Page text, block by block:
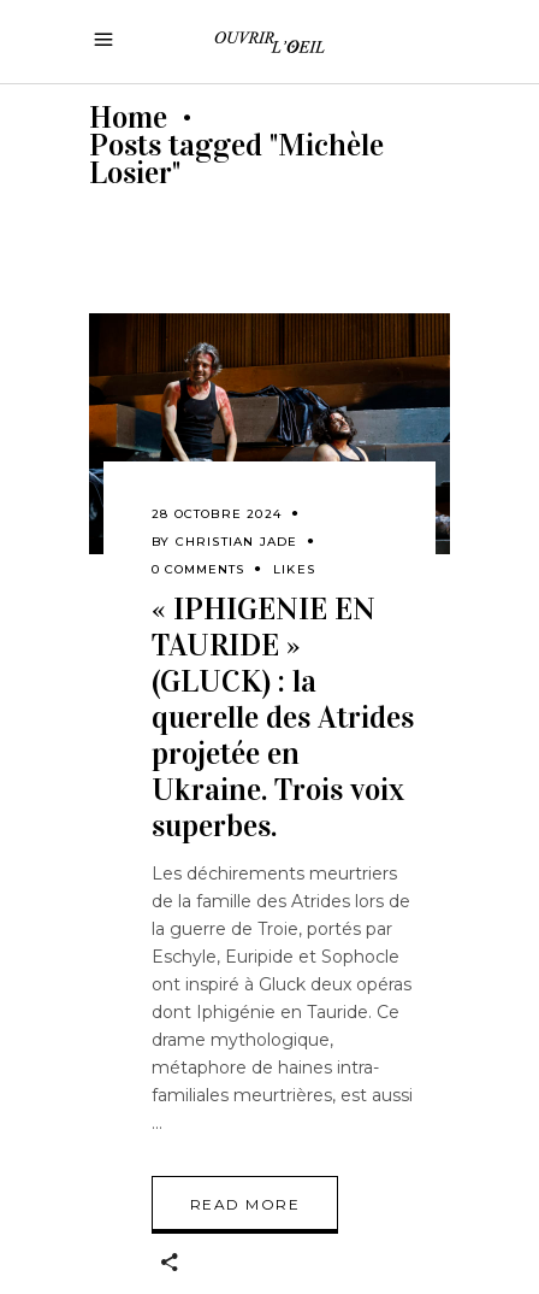
Home •
Posts tagged "Michèle
Losier"
28 OCTOBRE 2024
BY CHRISTIAN JADE
0 COMMENTS
LIKES
« IPHIGENIE EN
TAURIDE »
(GLUCK) : la
querelle des Atrides
projetée en
Ukraine. Trois voix
superbes.
Les déchirements meurtriers
de la famille des Atrides lors de
la guerre de Troie, portés par
Eschyle, Euripide et Sophocle
ont inspiré à Gluck deux opéras
dont Iphigénie en Tauride. Ce
drame mythologique,
métaphore de haines intra-
familiales meurtrières, est aussi
READ MORE